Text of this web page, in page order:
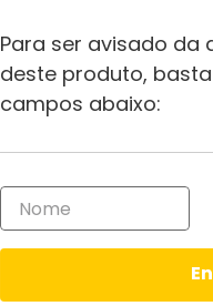
Para ser avisado da
deste produto,
campos abaixo: